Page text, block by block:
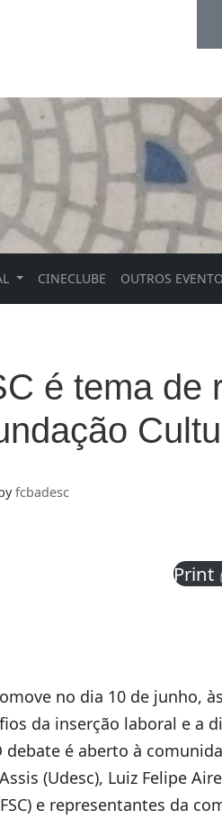
CINECLUBE OUTROS
é tema de
fcbadesc
no dia 10 de junho,
da inserção laboral e a
debate é aberto à
(Udesc), Luiz Felipe
e representantes da